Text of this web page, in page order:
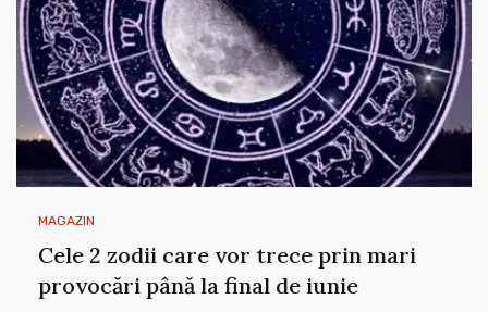
MAGAZIN
Cele 2 zodii care vor trece prin mari
provocări până la final de iunie